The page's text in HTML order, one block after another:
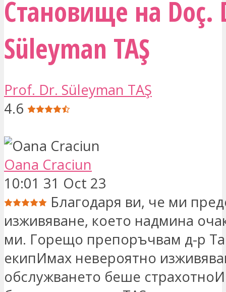
Становище на Doç.
Süleyman TAŞ
Prof. Dr. Süleyman TAŞ
4.6
Oana Craciun
10:01 31 Oct 23
Благодаря ви, че ми
изживяване, което надмина
ми. Горещо препоръчвам д-р
екипИмах невероятно
обслужването беше